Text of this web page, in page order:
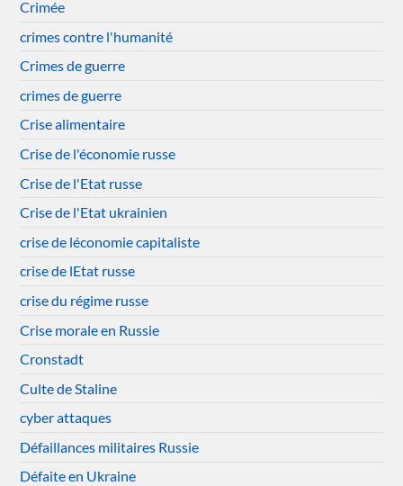
Crimée
crimes contre l'humanité
Crimes de guerre
crimes de guerre
Crise alimentaire
Crise de l'économie russe
Crise de l'Etat russe
Crise de l'Etat ukrainien
crise de léconomie capitaliste
crise de lEtat russe
crise du régime russe
Crise morale en Russie
Cronstadt
Culte de Staline
cyber attaques
Défaillances militaires Russie
Défaite en Ukraine